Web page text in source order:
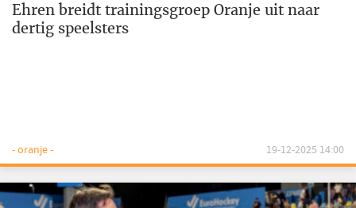
Ehren breidt trainingsgroep Oranje uit naar
dertig speelsters
- oranje - 19-12-2025 14:00